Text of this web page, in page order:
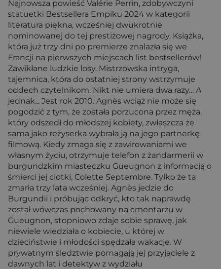
Najnowsza powieść Valérie Perrin, zdobywczyni
statuetki Bestsellera Empiku 2024 w kategorii
literatura piękna, wcześniej dwukrotnie
nominowanej do tej prestiżowej nagrody. Książka,
która już trzy dni po premierze znalazła się we
Francji na pierwszych miejscach list bestsellerów!
Zawikłane ludzkie losy. Mistrzowska intryga,
tajemnica, która do ostatniej strony wstrzymuje
oddech czytelnikom. Nikt nie umiera dwa razy… A
jednak... Jest rok 2010. Agnès wciąż nie może się
pogodzić z tym, że została porzucona przez męża,
który odszedł do młodszej kobiety, zwłaszcza że
sama jako reżyserka wybrała ją na jego partnerkę
filmową. Kiedy zmaga się z zawirowaniami we
własnym życiu, otrzymuje telefon z żandarmerii w
burgundzkim miasteczku Gueugnon z informacją o
śmierci jej ciotki, Colette Septembre. Tylko że ta
zmarła trzy lata wcześniej. Agnès jedzie do
Burgundii i próbując odkryć, kto tak naprawdę
został wówczas pochowany na cmentarzu w
Gueugnon, stopniowo zdaje sobie sprawę, jak
niewiele wiedziała o kobiecie, u której w
dzieciństwie i młodości spędzała wakacje. W
prywatnym śledztwie pomagają jej przyjaciele z
dawnych lat i detektyw z wydziału